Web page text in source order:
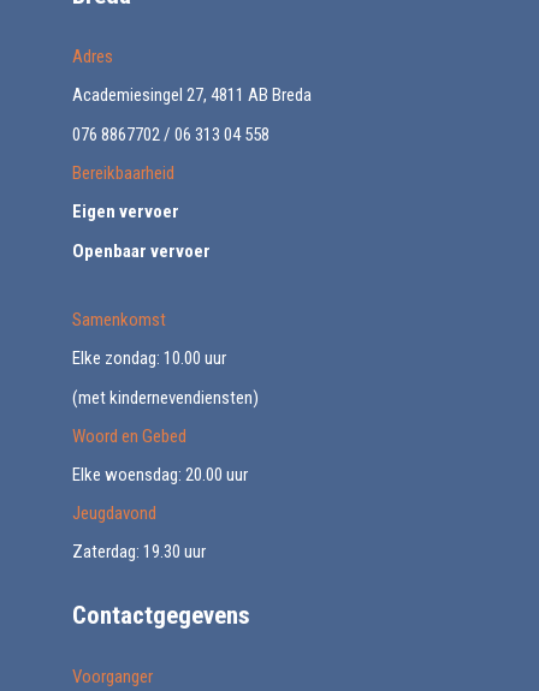
Adres
Academiesingel 27, 4811 AB Breda
076 8867702 / 06 313 04 558
Bereikbaarheid
Eigen vervoer
Openbaar vervoer
Samenkomst
Elke zondag: 10.00 uur
(met kindernevendiensten)
Woord en Gebed
Elke woensdag: 20.00 uur
Jeugdavond
Zaterdag: 19.30 uur
Contactgegevens
Voorganger